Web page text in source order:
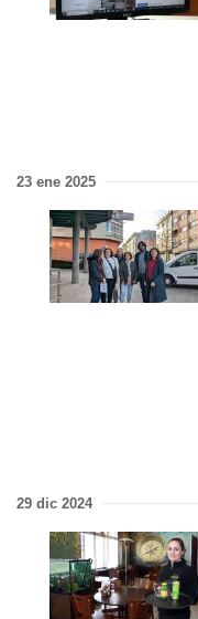
23 ene 2025
29 dic 2024